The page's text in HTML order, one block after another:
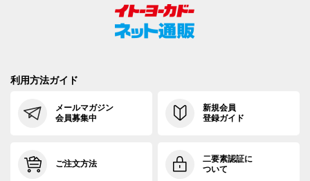
利用方法ガイド
メールマガジン
会員募集中
新規会員
登録ガイド
ご注文方法
二要素認証に
ついて